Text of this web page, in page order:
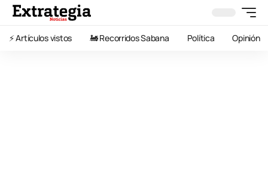
⚡️ Artículos vistos 🚂 Recorridos Sabana Política Opinión